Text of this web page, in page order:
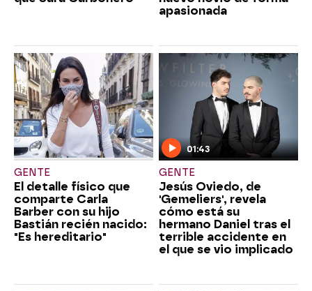
apasionada
GENTE
El detalle físico que
comparte Carla
Barber con su hijo
Bastián recién nacido:
"Es hereditario"
01:43
GENTE
Jesús Oviedo, de
'Gemeliers', revela
cómo está su
hermano Daniel tras el
terrible accidente en
el que se vio implicado